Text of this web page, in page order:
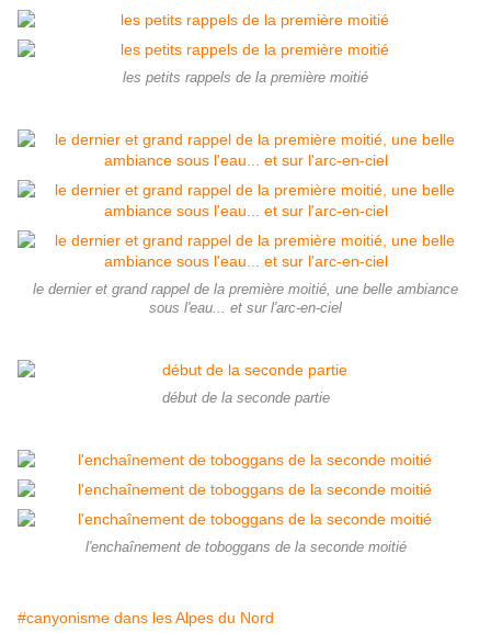
les petits rappels de la première moitié
le dernier et grand rappel de la première moitié, une belle ambiance
sous l'eau... et sur l'arc-en-ciel
début de la seconde partie
l'enchaînement de toboggans de la seconde moitié
#canyonisme dans les Alpes du Nord